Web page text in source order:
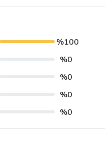
%100
%0
%0
%0
%0